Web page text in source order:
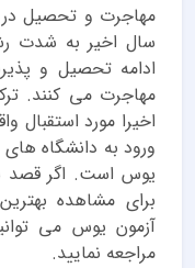
مهاجرت و تحصیل در
سال اخیر به شدت
ادامه تحصیل و
مهاجرت می کنند.
اخیرا مورد استقبال
ورود به دانشگاه های
یوس است. اگر قصد
برای مشاهده
آزمون یوس می
مراجعه نمایید.